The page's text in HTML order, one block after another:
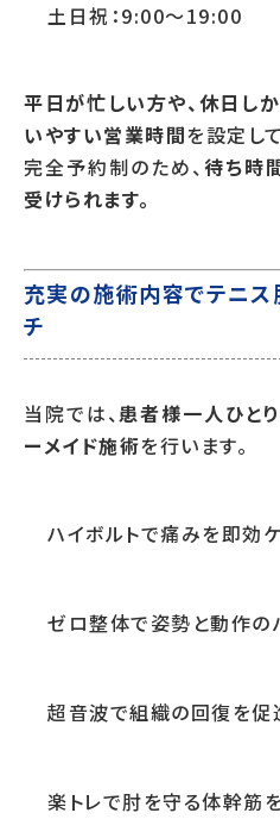
土日祝：9:00～19:00
平日が忙しい方や、休日し
いやすい営業時間を設定し
完全予約制のため、 待ち時
受けられます。
充実の施術内容でテニ
チ
当院では、患者様一人ひと
ーメイド施術を行います。
ハイボルトで痛みを即効
ゼロ整体で姿勢と動作の
超音波で組織の回復を促
楽トレで肘を守る体幹筋